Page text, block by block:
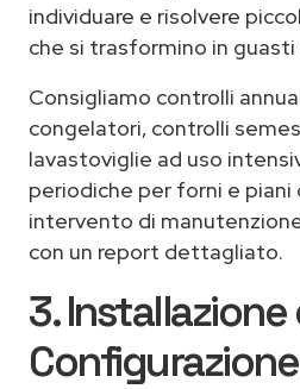
individuare e risolvere
che si trasformino in
Consigliamo controlli
congelatori, controlli
lavastoviglie ad uso
periodiche per forni e piani
intervento di
con un report dettagliato.
3. Installazione
Configurazione